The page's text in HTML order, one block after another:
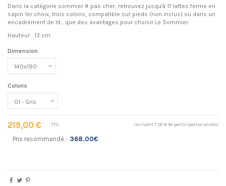
Dans la catégorie sommier # pas cher, retrouvez jusqu'à 11 lattes ferme en
sapin 1er choix, trois coloris, compatible sur pieds (non inclus) ou dans un
encadrement de lit... que des avantages pour choisir Le Sommier.
Hauteur : 13 cm
Dimension
Coloris
219,00 € Incluant 7,00 € de participation ecotax
TTC
Prix recommandé : 368.00€